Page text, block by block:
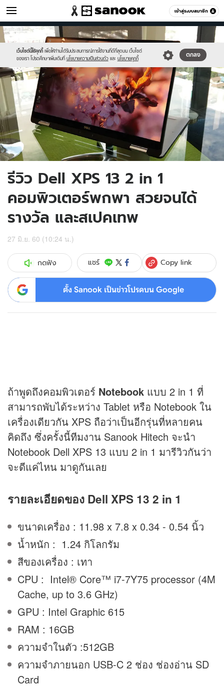
เข้าสู่ระบบสมาชิก
ไอที หมวดอื่นๆ
เว็บไซต์นี้ใช้คุกกี้ เพื่อให้ท่านได้รับประสบการณ์การใช้งานที่ดีที่สุดบน เว็บไซต์
ของเรา โปรดศึกษาเพิ่มเติมที่ นโยบายความเป็นส่วนตัว และ นโยบายคุกกี้
ตกลง
Sanook
//s.isanook.com/sr/0/images/logo-
new-
sanook.png
600
60
//s.isanook.com/hi/0/ud/285/1426817/dell_xps13.jpg
รีวิว Dell XPS 13 2 in 1
คอมพิวเตอร์พกพา สวยจนได้
รางวัล และสเปคเทพ
27 มิ.ย. 60 (10:24 น.)
กดฟัง แชร์ Copy link
ตั้ง Sanook เป็นข่าวโปรดบน Google
ถ้าพูดถึงคอมพิวเตอร์ Notebook แบบ 2 in 1 ที่
สามารถพับได้ระหว่าง Tablet หรือ Notebook ใน
เครื่องเดียวกัน XPS ถือว่าเป็นอีกรุ่นที่หลายคน
คิดถึง ซึ่งครั้งนี้ทีมงาน Sanook Hitech จะนำ
Notebook Dell XPS 13 แบบ 2 in 1 มารีวิวกันว่า
จะดีแค่ไหน มาดูกันเลย
รายละเอียดของ Dell XPS 13 2 in 1
ขนาดเครื่อง : 11.98 x 7.8 x 0.34 - 0.54 นิ้ว
น้ำหนัก : 1.24 กิโลกรัม
สีของเครื่อง : เทา
CPU : Intel® Core™ i7-7Y75 processor (4M
Cache, up to 3.6 GHz)
GPU : Intel Graphic 615
RAM : 16GB
ความจำในตัว :512GB
ความจำภายนอก USB-C 2 ช่อง ช่องอ่าน SD
Card